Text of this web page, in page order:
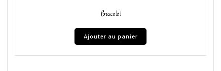
Bracelet
Ajouter au panier